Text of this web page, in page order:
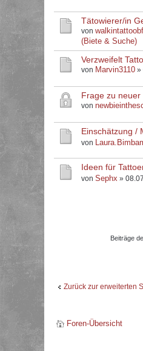
Tätowierer/in
von
(Biete & Suche)
Verzweifelt
von Marvin3110 »
Frage zu
von
Einschätzung /
von
Ideen für
von Sephx »
Beiträge
Zurück zur erweiterten
Foren-Übersicht